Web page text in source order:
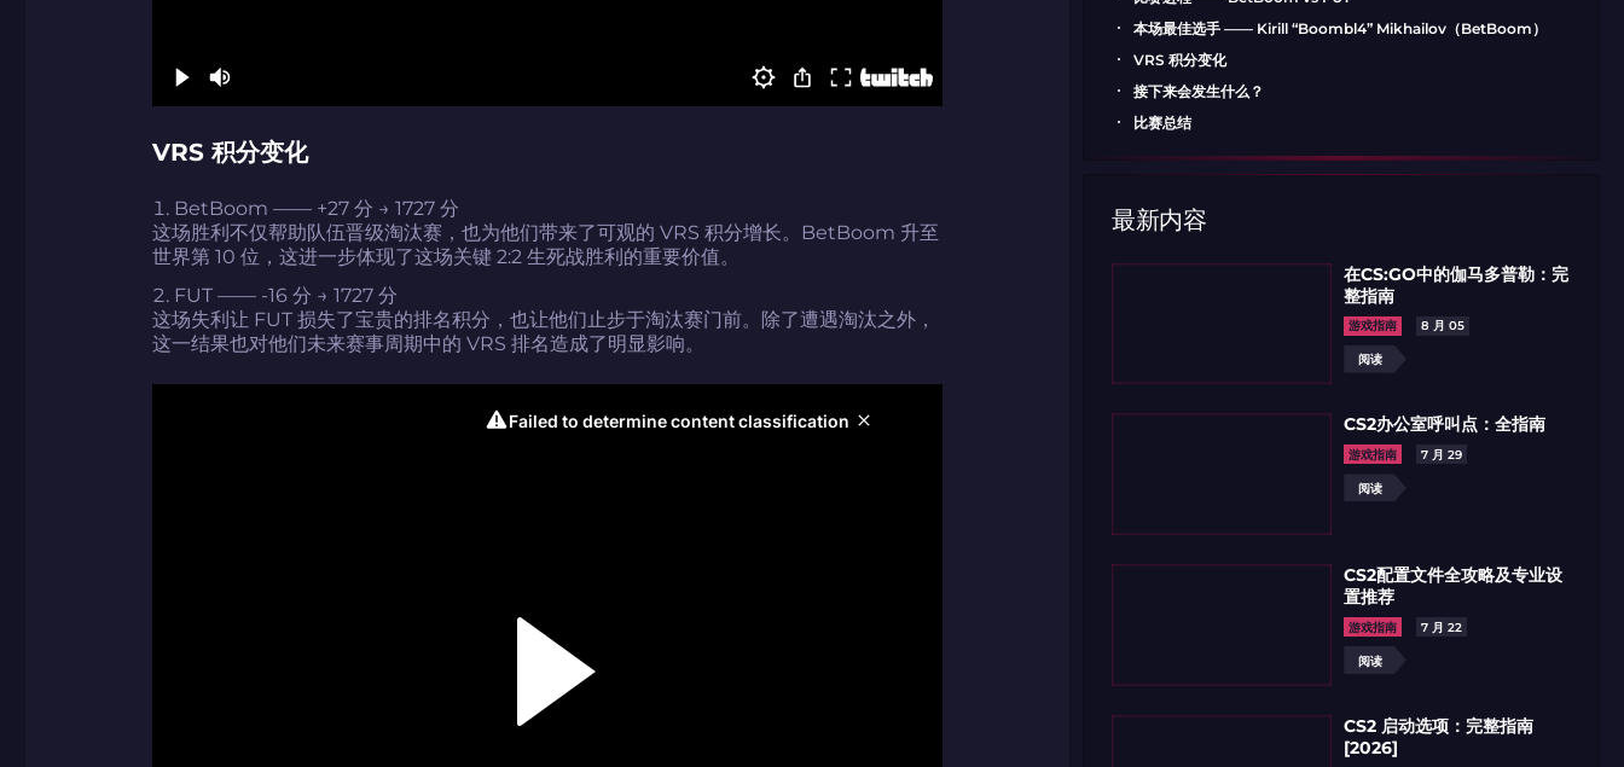
VRS 积分变化
BetBoom —— +27 分 → 1727 分
这场胜利不仅帮助队伍晋级淘汰赛，也为他们带来了可观的 VRS 积分增长。BetBoom 升至
世界第 10 位，这进一步体现了这场关键 2:2 生死战胜利的重要价值。
FUT —— -16 分 → 1727 分
这场失利让 FUT 损失了宝贵的排名积分，也让他们止步于淘汰赛门前。除了遭遇淘汰之外，
这一结果也对他们未来赛事周期中的 VRS 排名造成了明显影响。
本场最佳选手 —— Kirill “Boombl4” Mikhailov（BetBoom）
VRS 积分变化
接下来会发生什么？
比赛总结
最新内容
在CS:GO中的伽马多普勒：完
整指南
游戏指南
8 月 05
阅读
CS2办公室呼叫点：全指南
游戏指南
7 月 29
阅读
CS2配置文件全攻略及专业设
置推荐
游戏指南
7 月 22
阅读
CS2 启动选项：完整指南
[2026]